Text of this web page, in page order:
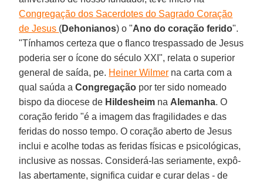
Congregação dos Sacerdotes do Sagrado Coração
de Jesus (Dehonianos) o "Ano do coração ferido".
"Tínhamos certeza que o flanco trespassado de Jesus
poderia ser o ícone do século XXI", relata o superior
general de saída, pe. Heiner Wilmer na carta com a
qual saúda aCongregação por ter sido nomeado
bispo da diocese de Hildesheim na Alemanha. O
coração ferido "é a imagem das fragilidades e das
feridas do nosso tempo. O coração aberto de Jesus
inclui e acolhe todas as feridas físicas e psicológicas,
inclusive as nossas. Considerá-las seriamente, expô-
las abertamente, significa cuidar e curar delas - de